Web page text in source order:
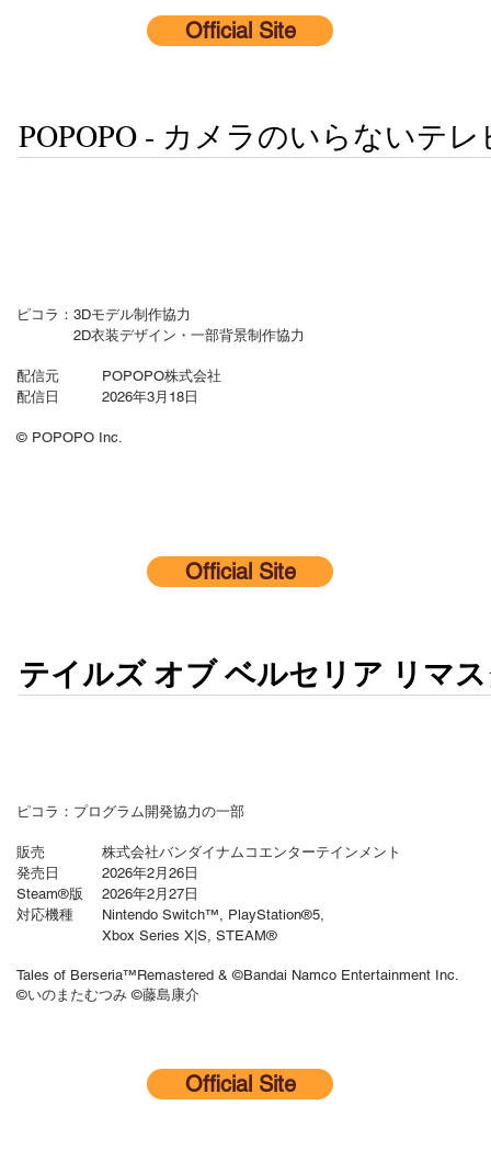
Official Site
POPOPO - カメラのいらないテ
ピコラ：3Dモデル制作協力
2D衣装デザイン・一部背景制作協力
配信元 POPOPO株式会社
配信日 2026年3月18日
© POPOPO Inc.
Official Site
テイルズ オブ ベルセリア リマ
ピコラ：プログラム開発協力の一部
販売 株式会社バンダイナムコエンターテインメント
発売日 2026年2月26日
Steam®版 2026年2月27日
対応機種 Nintendo Switch™​, PlayStation®5,
​ Xbox Series X|S, STEAM®
Tales of Berseria™Remastered & ©Bandai Namco Entertainment Inc.
©いのまたむつみ ©藤島康介
Official Site